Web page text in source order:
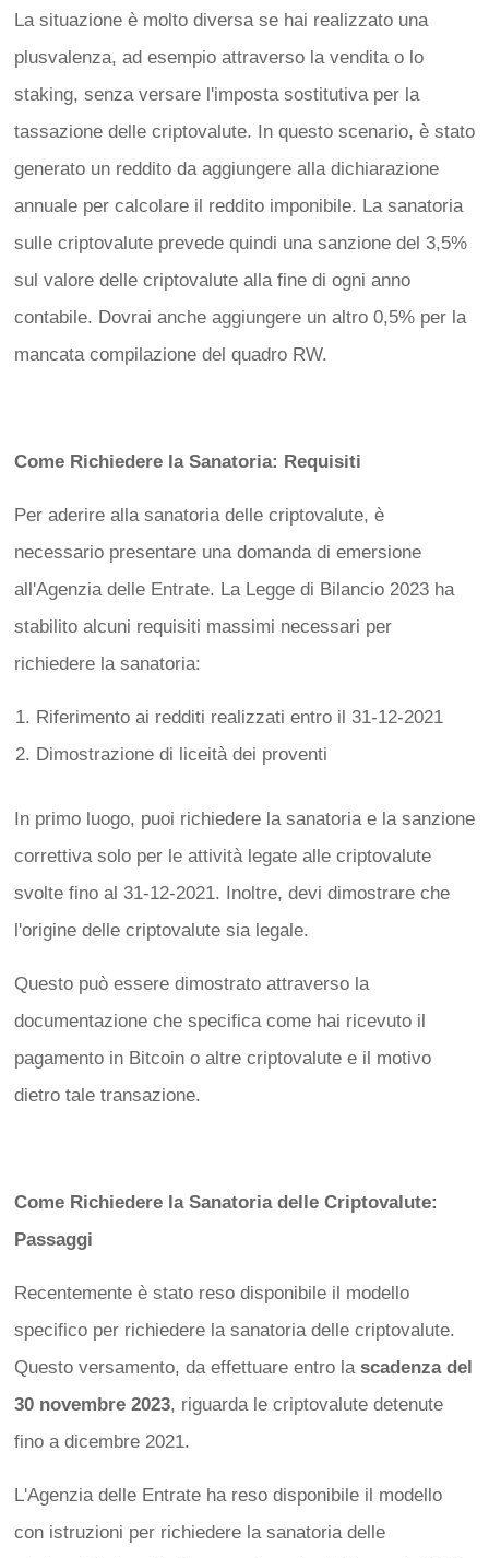
La situazione è molto diversa se hai realizzato una
plusvalenza, ad esempio attraverso la vendita o lo
staking, senza versare l'imposta sostitutiva per la
tassazione delle criptovalute. In questo scenario, è stato
generato un reddito da aggiungere alla dichiarazione
annuale per calcolare il reddito imponibile. La sanatoria
sulle criptovalute prevede quindi una sanzione del 3,5%
sul valore delle criptovalute alla fine di ogni anno
contabile. Dovrai anche aggiungere un altro 0,5% per la
mancata compilazione del quadro RW.
Come Richiedere la Sanatoria: Requisiti
Per aderire alla sanatoria delle criptovalute, è
necessario presentare una domanda di emersione
all'Agenzia delle Entrate. La Legge di Bilancio 2023 ha
stabilito alcuni requisiti massimi necessari per
richiedere la sanatoria:
Riferimento ai redditi realizzati entro il 31-12-2021
Dimostrazione di liceità dei proventi
In primo luogo, puoi richiedere la sanatoria e la sanzione
correttiva solo per le attività legate alle criptovalute
svolte fino al 31-12-2021. Inoltre, devi dimostrare che
l'origine delle criptovalute sia legale.
Questo può essere dimostrato attraverso la
documentazione che specifica come hai ricevuto il
pagamento in Bitcoin o altre criptovalute e il motivo
dietro tale transazione.
Come Richiedere la Sanatoria delle Criptovalute:
Passaggi
Recentemente è stato reso disponibile il modello
specifico per richiedere la sanatoria delle criptovalute.
Questo versamento, da effettuare entro la scadenza del
30 novembre 2023, riguarda le criptovalute detenute
fino a dicembre 2021.
L'Agenzia delle Entrate ha reso disponibile il modello
con istruzioni per richiedere la sanatoria delle